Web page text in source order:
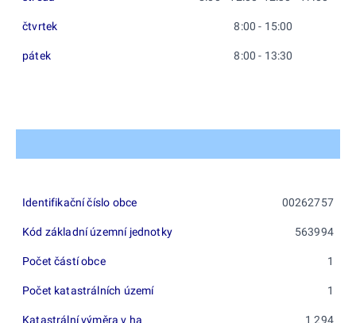
čtvrtek 8:00 - 15:00
pátek 8:00 - 13:30
Identifikační číslo obce 00262757
Kód základní územní jednotky 563994
Počet částí obce 1
Počet katastrálních území 1
Katastrální výměra v ha 1 294